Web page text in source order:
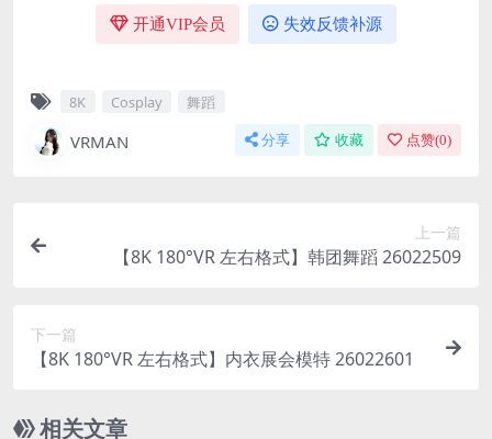
开通VIP会员 失效反馈补源
8K Cosplay 舞蹈
VRMAN 分享 收藏 点赞(0)
上一篇
【8K 180°VR 左右格式】韩团舞蹈 26022509
下一篇
【8K 180°VR 左右格式】内衣展会模特 26022601
相关文章